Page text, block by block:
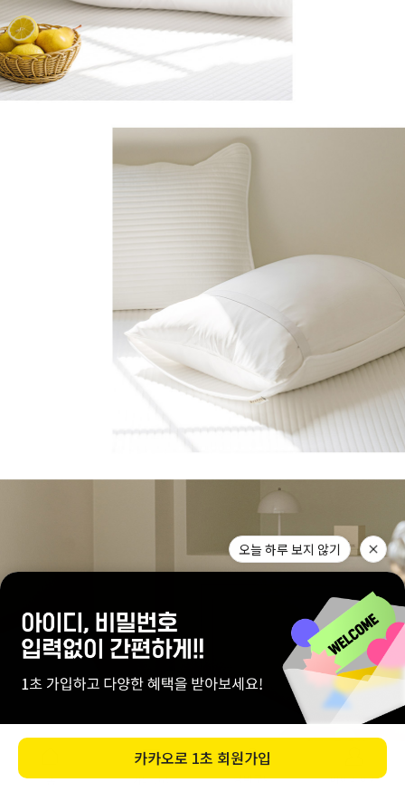
홈 카테고리
0
장바구니 마이페이지